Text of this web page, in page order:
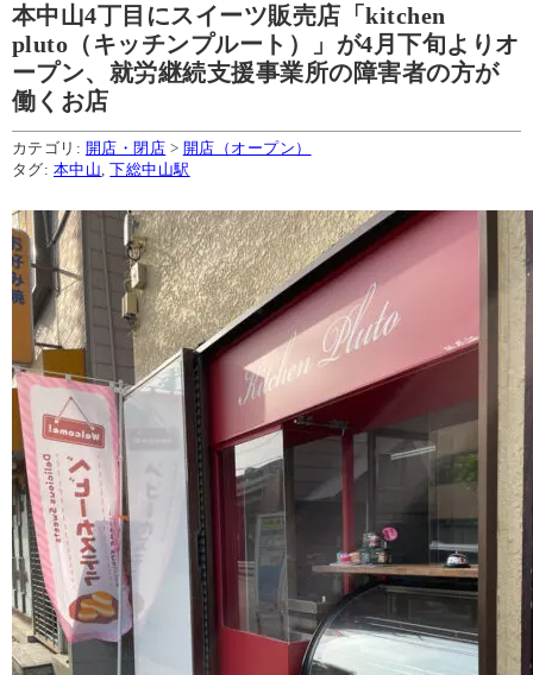
本中山4丁目にスイーツ販売店「kitchen
pluto（キッチンプルート）」が4月下旬よりオ
ープン、就労継続支援事業所の障害者の方が
働くお店
カテゴリ: 開店・閉店 > 開店（オープン）
タグ: 本中山 ,下総中山駅